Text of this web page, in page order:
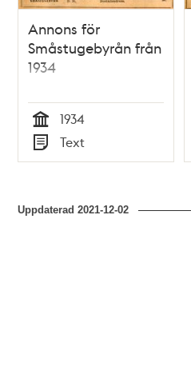
Annons för
Småstugebyrån från
1934
Tid
1934
Typ
Text
Uppdaterad2021-12-02